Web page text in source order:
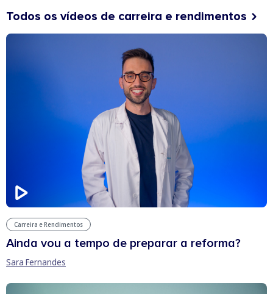
Todos os vídeos de carreira e rendimentos
Carreira e Rendimentos
Ainda vou a tempo de preparar a reforma?
Sara Fernandes